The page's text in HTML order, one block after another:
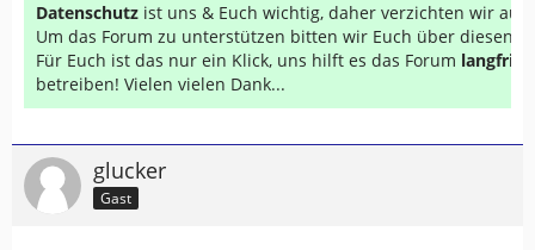
Datenschutz ist uns & Euch wichtig, daher verzichten wir auf
Um das Forum zu unterstützen bitten wir Euch über diesen
Für Euch ist das nur ein Klick, uns hilft es das Forum
betreiben! Vielen vielen Dank...
glucker
Gast